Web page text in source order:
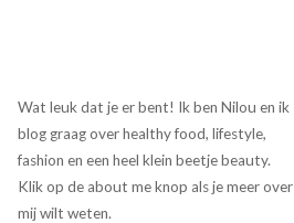
Wat leuk dat je er bent! Ik ben Nilou en ik
blog graag over healthy food, lifestyle,
fashion en een heel klein beetje beauty.
Klik op de about me knop als je meer over
mij wilt weten.